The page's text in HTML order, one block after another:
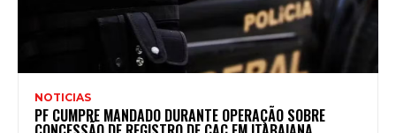
NOTICIAS
PF CUMPRE MANDADO DURANTE OPERAÇÃO SOBRE